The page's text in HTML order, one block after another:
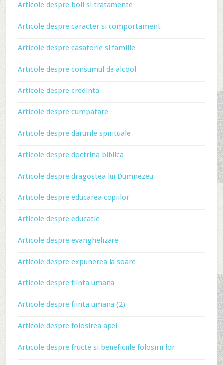
Articole despre boli si tratamente
Articole despre caracter si comportament
Articole despre casatorie si familie
Articole despre consumul de alcool
Articole despre credinta
Articole despre cumpatare
Articole despre darurile spirituale
Articole despre doctrina biblica
Articole despre dragostea lui Dumnezeu
Articole despre educarea copiilor
Articole despre educatie
Articole despre evanghelizare
Articole despre expunerea la soare
Articole despre fiinta umana
Articole despre fiinta umana (2)
Articole despre folosirea apei
Articole despre fructe si beneficiile folosirii lor